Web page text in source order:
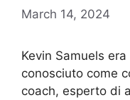
March 14, 2024
Kevin Samuels
conosciuto come
coach, esperto di